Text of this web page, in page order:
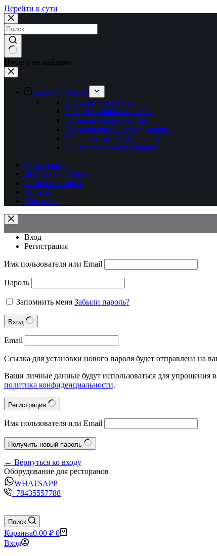
Перейти к сути
Ничего не найдено
Каталог товаров
Посуда и инвентарь
Профессиональная химия
Тепловое оборудование
Технологическое оборудование
Холодильное оборудование
Нейтральное оборудование
О компании
Доставка и оплата
Обмен и возврат
Гарантия
Контакты
Вход
Регистрация
Имя пользователя или Email
Пароль
Запомнить меня Забыли пароль?
Вход
Email
Ссылка для установки нового пароля будет отправлена на
Ваши личные данные будут использоваться для упрощения
политика конфиденциальности.
Регистрация
Имя пользователя или Email
Получить новый пароль
← Вернуться ко входу
Оборудование для ресторанов
WHATSAPP
+78435557788
Поиск
Корзина0.00 ₽ 0
Вход